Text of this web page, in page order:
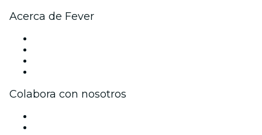
Acerca de Fever
Colabora con nosotros